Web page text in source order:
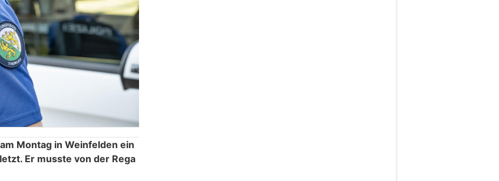
Montag in Weinfelden ein
Er musste von der Rega